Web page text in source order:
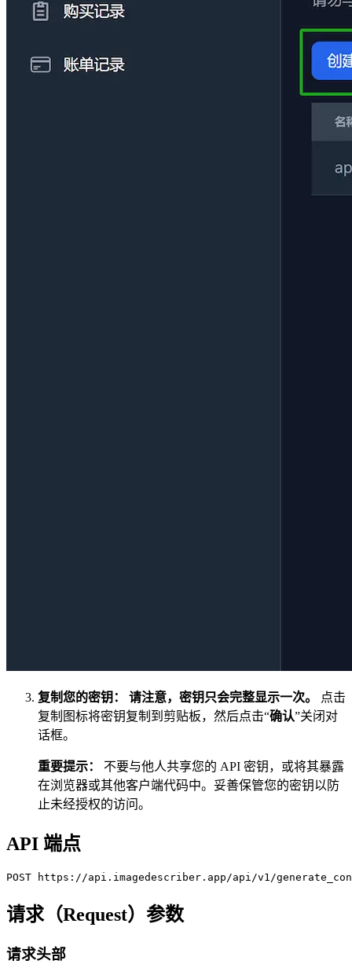
复制您的密钥： 请注意，密钥只会完整显示一次。
点击
复制图标将密钥复制到剪贴板，然后点击“确认”关闭对
话框。
重要提示：
不要与他人共享您的 API 密钥，或将其暴露
在浏览器或其他客户端代码中。妥善保管您的密钥以防
止未经授权的访问。
API 端点
请求（Request）参数
请求头部